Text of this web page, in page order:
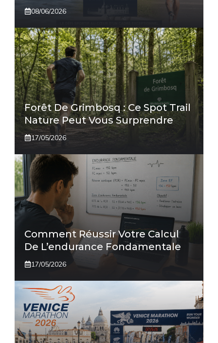
08/06/2026
Forêt De Grimbosq : Ce Spot Trail
Nature Peut Vous Surprendre
17/05/2026
Comment Réussir Votre Calcul
De L’endurance Fondamentale
17/05/2026